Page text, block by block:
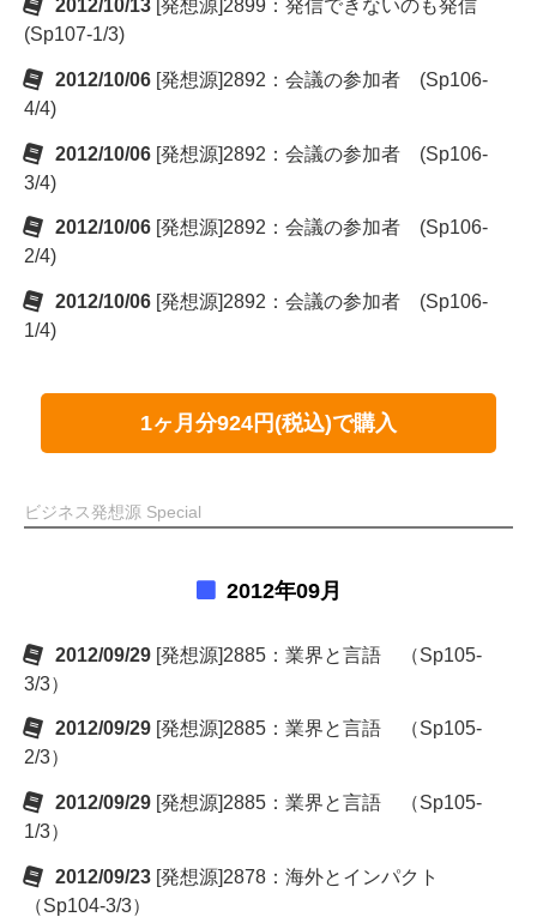
2012/10/13 [発想源]2899：発信できないのも発信
(Sp107-1/3)
2012/10/06 [発想源]2892：会議の参加者 (Sp106-
4/4)
2012/10/06 [発想源]2892：会議の参加者 (Sp106-
3/4)
2012/10/06 [発想源]2892：会議の参加者 (Sp106-
2/4)
2012/10/06 [発想源]2892：会議の参加者 (Sp106-
1/4)
1ヶ月分924円(税込)で購入
ビジネス発想源 Special
2012年09月
2012/09/29 [発想源]2885：業界と言語 （Sp105-
3/3）
2012/09/29 [発想源]2885：業界と言語 （Sp105-
2/3）
2012/09/29 [発想源]2885：業界と言語 （Sp105-
1/3）
2012/09/23 [発想源]2878：海外とインパクト
（Sp104-3/3）